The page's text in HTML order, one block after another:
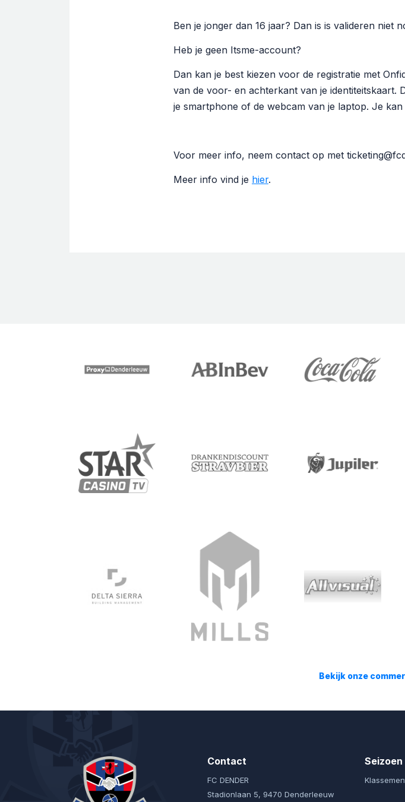
Ben je jonger dan 16 jaar? Dan is is valideren niet
Heb je geen Itsme-account?
Dan kan je best kiezen voor de registratie met
van de voor- en achterkant van je identiteitskaart.
je smartphone of de webcam van je laptop. Je
Voor meer info, neem contact op met
Meer info vind je hier.
Bekijk onze
Contact
FC DENDER
Stadionlaan 5, 9470 Denderleeuw
Seizoen